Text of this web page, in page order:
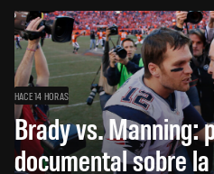
HACE 14 HORAS
Brady vs. Manning:
documental sobre